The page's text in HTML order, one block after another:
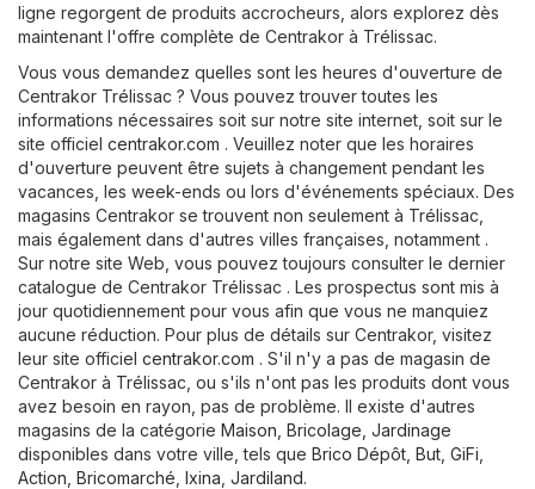
ligne regorgent de produits accrocheurs, alors explorez dès
maintenant l'offre complète de Centrakor à Trélissac.
Vous vous demandez quelles sont les heures d'ouverture de
Centrakor Trélissac ? Vous pouvez trouver toutes les
informations nécessaires soit sur notre site internet, soit sur le
site officiel centrakor.com . Veuillez noter que les horaires
d'ouverture peuvent être sujets à changement pendant les
vacances, les week-ends ou lors d'événements spéciaux. Des
magasins Centrakor se trouvent non seulement à Trélissac,
mais également dans d'autres villes françaises, notamment .
Sur notre site Web, vous pouvez toujours consulter le dernier
catalogue de Centrakor Trélissac . Les prospectus sont mis à
jour quotidiennement pour vous afin que vous ne manquiez
aucune réduction. Pour plus de détails sur Centrakor, visitez
leur site officiel centrakor.com . S'il n'y a pas de magasin de
Centrakor à Trélissac, ou s'ils n'ont pas les produits dont vous
avez besoin en rayon, pas de problème. Il existe d'autres
magasins de la catégorie Maison, Bricolage, Jardinage
disponibles dans votre ville, tels que Brico Dépôt But GiFi
Action Bricomarché Ixina Jardiland.